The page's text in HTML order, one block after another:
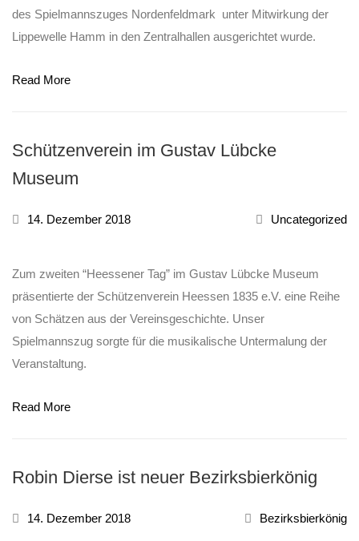
des Spielmannszuges Nordenfeldmark unter Mitwirkung der
Lippewelle Hamm in den Zentralhallen ausgerichtet wurde.
Read More
Schützenverein im Gustav Lübcke
Museum
14. Dezember 2018 Uncategorized
Zum zweiten “Heessener Tag” im Gustav Lübcke Museum
präsentierte der Schützenverein Heessen 1835 e.V. eine Reihe
von Schätzen aus der Vereinsgeschichte. Unser
Spielmannszug sorgte für die musikalische Untermalung der
Veranstaltung.
Read More
Robin Dierse ist neuer Bezirksbierkönig
14. Dezember 2018 Bezirksbierkönig